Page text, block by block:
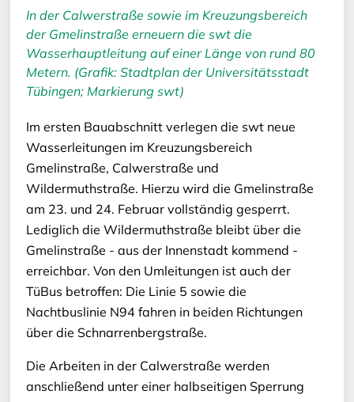
In der Calwerstraße sowie im Kreuzungsbereich
der Gmelinstraße erneuern die swt die
Wasserhauptleitung auf einer Länge von rund 80
Metern. (Grafik: Stadtplan der Universitätsstadt
Tübingen; Markierung swt)
Im ersten Bauabschnitt verlegen die swt neue
Wasserleitungen im Kreuzungsbereich
Gmelinstraße, Calwerstraße und
Wildermuthstraße. Hierzu wird die Gmelinstraße
am 23. und 24. Februar vollständig gesperrt.
Lediglich die Wildermuthstraße bleibt über die
Gmelinstraße - aus der Innenstadt kommend -
erreichbar. Von den Umleitungen ist auch der
TüBus betroffen: Die Linie 5 sowie die
Nachtbuslinie N94 fahren in beiden Richtungen
über die Schnarrenbergstraße.
Die Arbeiten in der Calwerstraße werden
anschließend unter einer halbseitigen Sperrung